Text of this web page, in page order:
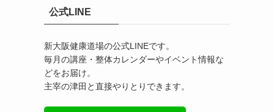
公式LINE
新大阪健康道場の公式LINEです。
毎月の講座・整体カレンダーやイベント情報な
どをお届け。
主宰の津田と直接やりとりできます。